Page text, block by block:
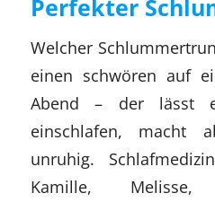
Perfekter
Welcher
einen schwören auf
Abend – der lässt
einschlafen, macht
unruhig.
Kamille,